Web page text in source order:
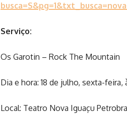
Serviço:
Os Garotin – Rock The Mountain
Dia e hora: 18 de julho, sexta-feira,
Local: Teatro Nova Iguaçu